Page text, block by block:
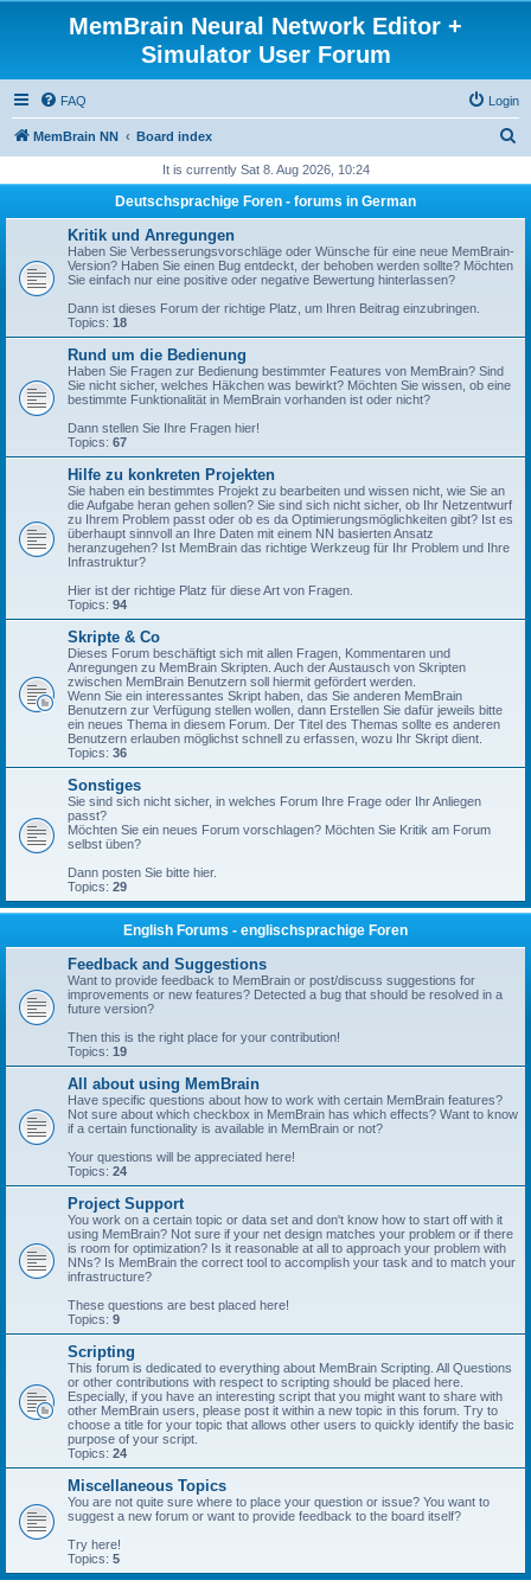
MemBrain Neural Network Editor +
Simulator User Forum
FAQ Login
MemBrain NN Board index
r
It is currently Sat 8. Aug 2026, 10:24
Deutschsprachige Foren - forums in German
Kritik und Anregungen
Haben Sie Verbesserungsvorschläge oder Wünsche für eine neue MemBrain-
Version? Haben Sie einen Bug entdeckt, der behoben werden sollte? Möchten
Sie einfach nur eine positive oder negative Bewertung hinterlassen?
Dann ist dieses Forum der richtige Platz, um Ihren Beitrag einzubringen.
Topics: 18
Rund um die Bedienung
Haben Sie Fragen zur Bedienung bestimmter Features von MemBrain? Sind
Sie nicht sicher, welches Häkchen was bewirkt? Möchten Sie wissen, ob eine
bestimmte Funktionalität in MemBrain vorhanden ist oder nicht?
Dann stellen Sie Ihre Fragen hier!
Topics: 67
Hilfe zu konkreten Projekten
Sie haben ein bestimmtes Projekt zu bearbeiten und wissen nicht, wie Sie an
die Aufgabe heran gehen sollen? Sie sind sich nicht sicher, ob Ihr Netzentwurf
zu Ihrem Problem passt oder ob es da Optimierungsmöglichkeiten gibt? Ist es
überhaupt sinnvoll an Ihre Daten mit einem NN basierten Ansatz
heranzugehen? Ist MemBrain das richtige Werkzeug für Ihr Problem und Ihre
Infrastruktur?
Hier ist der richtige Platz für diese Art von Fragen.
Topics: 94
Skripte & Co
Dieses Forum beschäftigt sich mit allen Fragen, Kommentaren und
Anregungen zu MemBrain Skripten. Auch der Austausch von Skripten
zwischen MemBrain Benutzern soll hiermit gefördert werden.
Wenn Sie ein interessantes Skript haben, das Sie anderen MemBrain
Benutzern zur Verfügung stellen wollen, dann Erstellen Sie dafür jeweils bitte
ein neues Thema in diesem Forum. Der Titel des Themas sollte es anderen
Benutzern erlauben möglichst schnell zu erfassen, wozu Ihr Skript dient.
Topics: 36
Sonstiges
Sie sind sich nicht sicher, in welches Forum Ihre Frage oder Ihr Anliegen
passt?
Möchten Sie ein neues Forum vorschlagen? Möchten Sie Kritik am Forum
selbst üben?
Dann posten Sie bitte hier.
Topics: 29
English Forums - englischsprachige Foren
Feedback and Suggestions
Want to provide feedback to MemBrain or post/discuss suggestions for
improvements or new features? Detected a bug that should be resolved in a
future version?
Then this is the right place for your contribution!
Topics: 19
All about using MemBrain
Have specific questions about how to work with certain MemBrain features?
Not sure about which checkbox in MemBrain has which effects? Want to know
if a certain functionality is available in MemBrain or not?
Your questions will be appreciated here!
Topics: 24
Project Support
You work on a certain topic or data set and don't know how to start off with it
using MemBrain? Not sure if your net design matches your problem or if there
is room for optimization? Is it reasonable at all to approach your problem with
NNs? Is MemBrain the correct tool to accomplish your task and to match your
infrastructure?
These questions are best placed here!
Topics: 9
Scripting
This forum is dedicated to everything about MemBrain Scripting. All Questions
or other contributions with respect to scripting should be placed here.
Especially, if you have an interesting script that you might want to share with
other MemBrain users, please post it within a new topic in this forum. Try to
choose a title for your topic that allows other users to quickly identify the basic
purpose of your script.
Topics: 24
Miscellaneous Topics
You are not quite sure where to place your question or issue? You want to
suggest a new forum or want to provide feedback to the board itself?
Try here!
Topics: 5